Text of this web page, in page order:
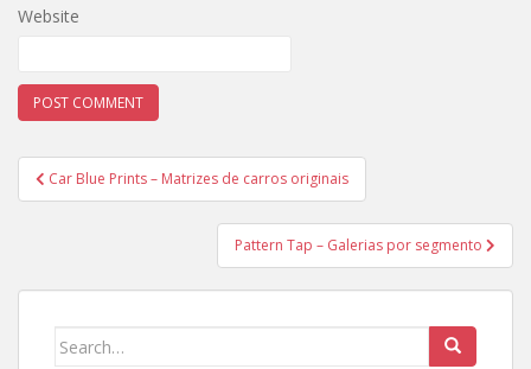
Website
Post
navigation
Car Blue Prints – Matrizes de carros originais
Pattern Tap – Galerias por segmento
Search